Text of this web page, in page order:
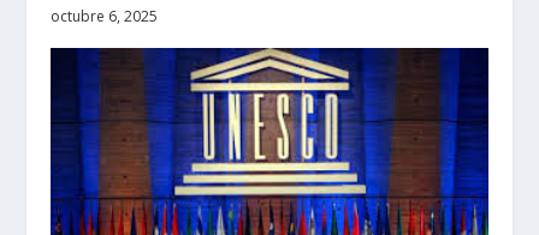
octubre 6, 2025